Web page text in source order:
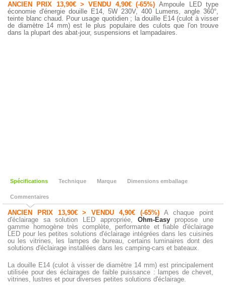
ANCIEN PRIX 13,90€ > VENDU 4,90€ (-65%)Ampoule LED type
économie d'énergie douille E14, 5W 230V, 400 Lumens, angle 360°,
teinte blanc chaud. Pour usage quotidien ; la douille E14 (culot à visser
de diamètre 14 mm) est le plus populaire des culots que l'on trouve
dans la plupart des abat-jour, suspensions et lampadaires.
Spécifications Technique Marque Dimensions emballage
Commentaires
ANCIEN PRIX 13,90€ > VENDU 4,90€ (-65%)A chaque point
d'éclairage sa solution LED appropriée, Ohm-Easypropose une
gamme homogène très complète, performante et fiable d'éclairage
LED pour les petites solutions d'éclairage intégrées dans les cuisines
ou les vitrines, les lampes de bureau, certains luminaires dont des
solutions d'éclairage installées dans les camping-cars et bateaux.
La douille E14 (culot à visser de diamètre 14 mm) est principalement
utilisée pour des éclairages de faible puissance : lampes de chevet,
vitrines, lustres et pour diverses petites solutions d'éclairage.